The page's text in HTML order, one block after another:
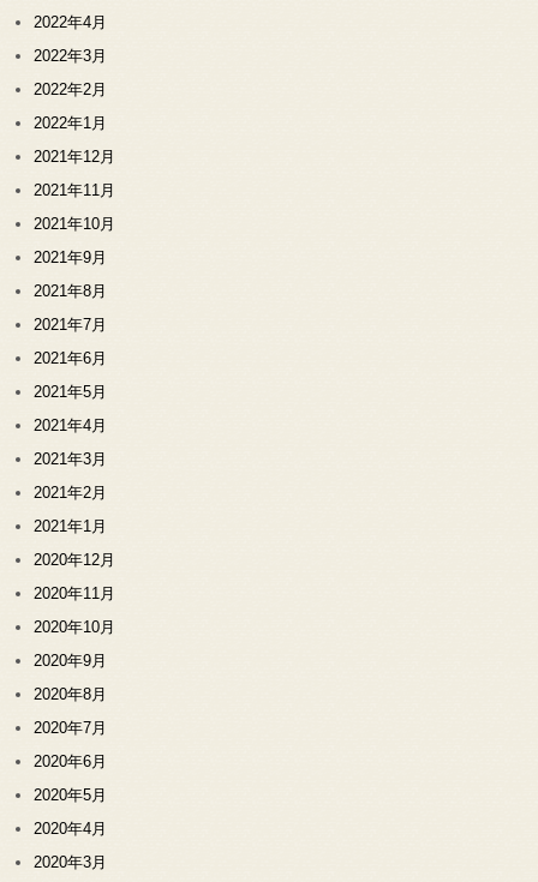
2022年4月
2022年3月
2022年2月
2022年1月
2021年12月
2021年11月
2021年10月
2021年9月
2021年8月
2021年7月
2021年6月
2021年5月
2021年4月
2021年3月
2021年2月
2021年1月
2020年12月
2020年11月
2020年10月
2020年9月
2020年8月
2020年7月
2020年6月
2020年5月
2020年4月
2020年3月